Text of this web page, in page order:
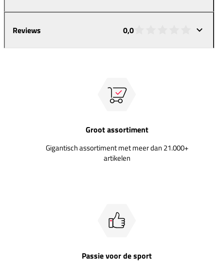
Reviews 0,0
Groot assortiment
Gigantisch assortiment met meer dan 21.000+
artikelen
Passie voor de sport